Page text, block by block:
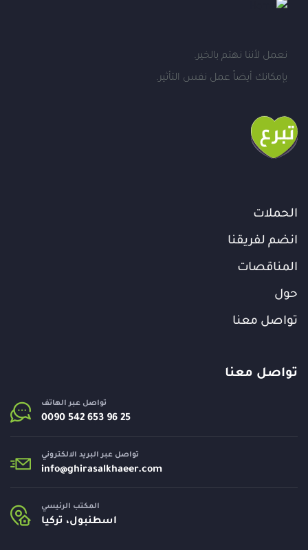
نعمل لأننا نهتم بالخير.
بإمكانك أيضاً عمل نفس التأثير.
الحملات
انضم لفريقنا
المناقصات
حول
تواصل معنا
تواصل معنا
تواصل عبر الهاتف
تواصل عبر البريد الالكتروني
info@ghirasalkhaeer.com
المكتب الرئيسي
اسطنبول، تركيا